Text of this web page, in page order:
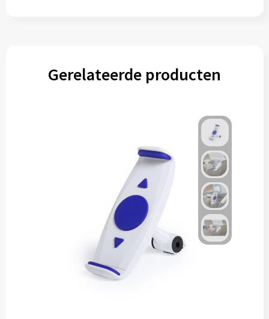
Gerelateerde producten